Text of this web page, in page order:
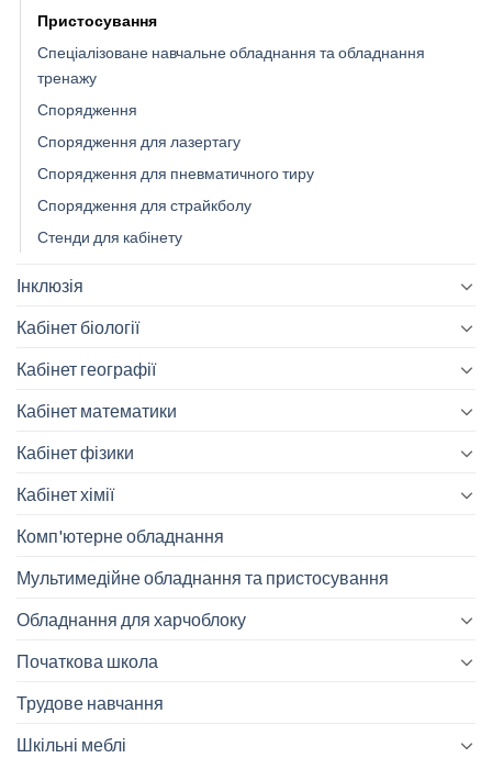
Пристосування
Спеціалізоване навчальне обладнання та обладнання
тренажу
Спорядження
Спорядження для лазертагу
Спорядження для пневматичного тиру
Спорядження для страйкболу
Стенди для кабінету
Інклюзія
Кабінет біології
Кабінет географії
Кабінет математики
Кабінет фізики
Кабінет хімії
Комп'ютерне обладнання
Мультимедійне обладнання та пристосування
Обладнання для харчоблоку
Початкова школа
Трудове навчання
Шкільні меблі